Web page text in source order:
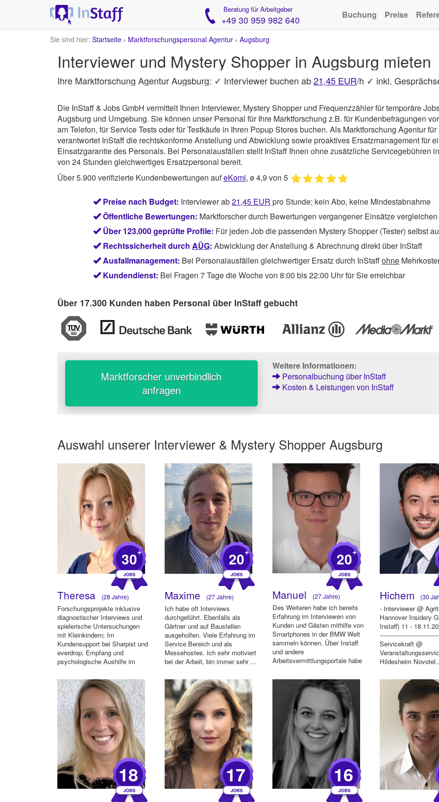
Beratung für Arbeitgeber
+49 30 959 982 640 Buchung Preise
Sie sind hier: Startseite › Marktforschungspersonal Agentur › Augsburg
Interviewer und Mystery Shopper in Augsburg mieten
Ihre Marktforschung Agentur Augsburg: ✓ Interviewer buchen ab21,45 EUR/h ✓ inkl.
Die InStaff & Jobs GmbH vermittelt Ihnen Interviewer, Mystery Shopper und Frequenzzähler für temporäre
Augsburg und Umgebung. Sie können unser Personal für Ihre Marktforschung z.B. für Kundenbefragungen
am Telefon, für Service Tests oder für Testkäufe in Ihren Popup Stores buchen. Als Marktforschung Agentur
verantwortet InStaffdie rechtskonforme Anstellung und Abwicklung sowie proaktives Ersatzmanagement für
Einsatzgarantie des Personals. Bei Personalausfällen stellt InStaff Ihnen ohne zusätzliche Servicegebühren
von 24 Stunden gleichwertiges Ersatzpersonal bereit.
Über 5.900 verifizierte Kundenbewertungen aufeKomi, ø 4,9 von 5
Preise nach Budget: Interviewer ab21,45 EUR pro Stunde; kein Abo, keine Mindestabnahme
Öffentliche Bewertungen: Marktforscher durch Bewertungen vergangener Einsätze vergleichen
Über 123.000 geprüfte Profile: Für jeden Job die passenden Mystery Shopper (Tester) selbst
Rechtssicherheit durchAÜG: Abwicklung der Anstellung & Abrechnung direkt über InStaff
Ausfallmanagement: Bei Personalausfällen gleichwertiger Ersatz durch InStaffohne
Kundendienst: Bei Fragen 7 Tage die Woche von 8:00 bis 22:00 Uhr für Sie erreichbar
Über 17.300 Kunden haben Personal über InStaff gebucht
Marktforscher unverbindlich
anfragen
Weitere Informationen:
Personalbuchung über InStaff
Kosten & Leistungen von InStaff
Auswahl unserer Interviewer & Mystery Shopper Augsburg
30+
Theresa (28 Jahre)
Forschungsprojekte inklusive
diagnostischer Interviews und
spielerische Untersuchungen
mit Kleinkindern; Im
Kundensupport bei Sharpist und
everdrop; Empfang und
psychologische Aushilfe im
20+
Maxime (27 Jahre)
Ich habe oft Interviews
durchgeführt. Ebenfalls als
Gärtner und auf Baustellen
ausgeholfen. Viele Erfahrung im
Service Bereich und als
Messehostes. Ich sehr motiviert
bei der Arbeit, bin immer sehr ...
20+
Manuel (27 Jahre)
Des Weiteren habe ich bereits
Erfahrung im Interviewen von
Kunden und Gästen mithilfe von
Smartphones in der BMW Welt
sammeln können. Über Instaff
und andere
Arbeitsvermittlungsportale habe
Hichem (30
- Interviewer @
Hannover Insidery
Instaff) 11 -
Servicekraft @
Hildesheim
18 17 16